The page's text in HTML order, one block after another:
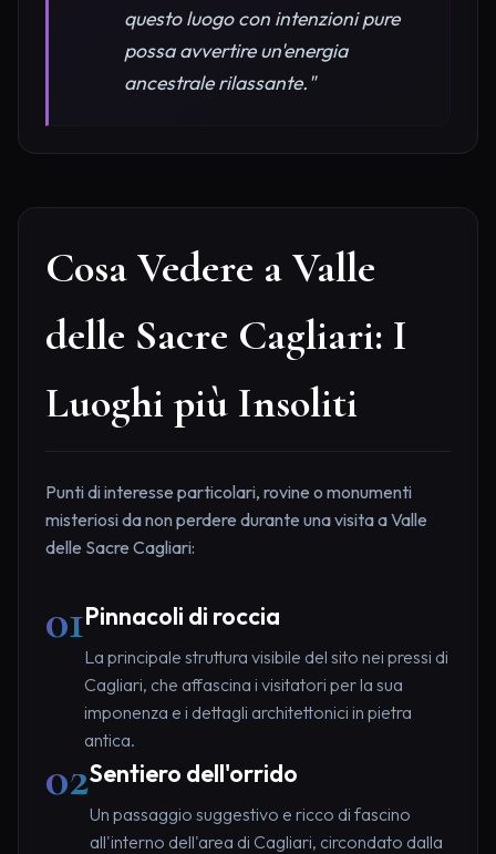
questo luogo con intenzioni pure
possa avvertire un'energia
ancestrale rilassante."
Cosa Vedere a Valle
delle Sacre Cagliari: I
Luoghi più Insoliti
Punti di interesse particolari, rovine o monumenti
misteriosi da non perdere durante una visita a Valle
delle Sacre Cagliari:
01Pinnacoli di roccia
La principale struttura visibile del sito nei pressi di
Cagliari, che affascina i visitatori per la sua
imponenza e i dettagli architettonici in pietra
antica.
02Sentiero dell'orrido
Un passaggio suggestivo e ricco di fascino
all'interno dell'area di Cagliari, circondato dalla